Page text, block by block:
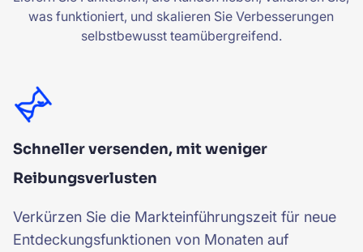
was funktioniert, und skalieren Sie Verbesserungen
selbstbewusst teamübergreifend.
Schneller versenden, mit weniger
Reibungsverlusten
Verkürzen Sie die Markteinführungszeit für neue
Entdeckungsfunktionen von Monaten auf